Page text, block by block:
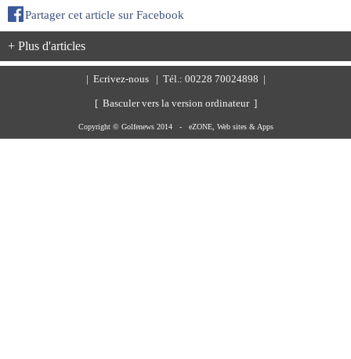
Partager cet article sur Facebook
+ Plus d'articles
Ecrivez-nous | Tél.: 00228 70024898 |
[ Basculer vers la version ordinateur ]
Copyright © Golfenews 2014 - eZONE, Web sites & Apps